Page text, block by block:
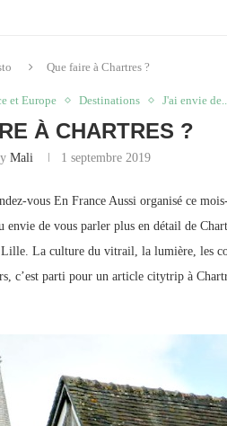
Que faire à Chartres ?
et Europe Destinations J'ai envie
À CHARTRES ?
Mali 1 septembre 2019
vous En France Aussi organisé ce
envie de vous parler plus en détail de
La culture du vitrail, la lumière, les
c’est parti pour un article citytrip à